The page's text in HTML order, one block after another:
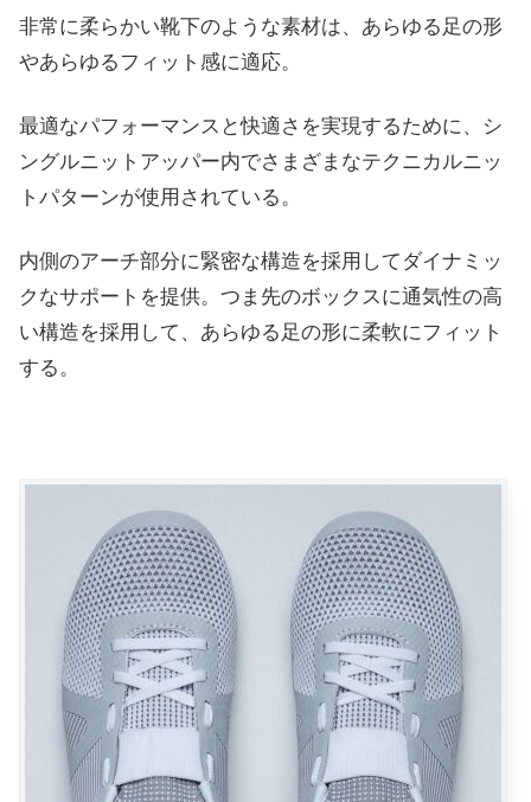
非常に柔らかい靴下のような素材は、あらゆる足の形
やあらゆるフィット感に適応。
最適なパフォーマンスと快適さを実現するために、シ
ングルニットアッパー内でさまざまなテクニカルニッ
トパターンが使用されている。
内側のアーチ部分に緊密な構造を採用してダイナミッ
クなサポートを提供。つま先のボックスに通気性の高
い構造を採用して、あらゆる足の形に柔軟にフィット
する。